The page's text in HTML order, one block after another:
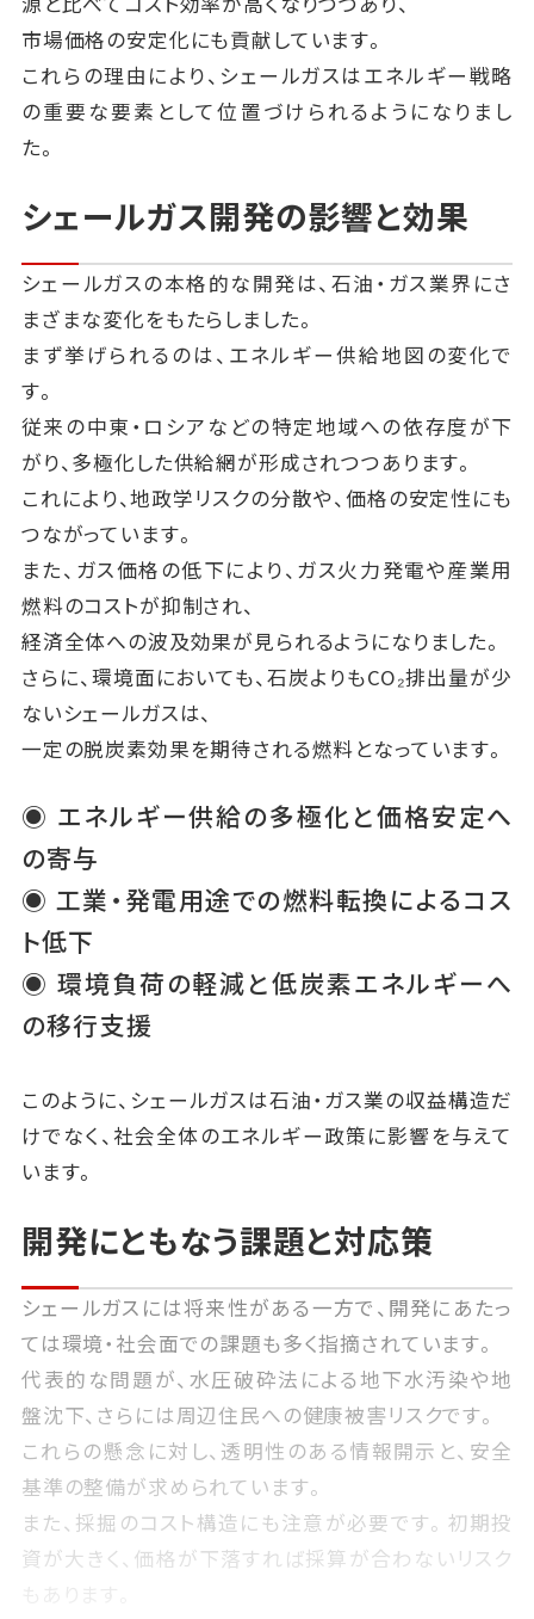
市場価格の安定化にも貢献しています。
これらの理由により、シェールガスはエネルギー戦略
の重要な要素として位置づけられるようになりまし
た。
シェールガス開発の影響と効果
シェールガスの本格的な開発は、石油・ガス業界にさ
まざまな変化をもたらしました。
まず挙げられるのは、エネルギー供給地図の変化で
す。
従来の中東・ロシアなどの特定地域への依存度が下
がり、多極化した供給網が形成されつつあります。
これにより、地政学リスクの分散や、価格の安定性にも
つながっています。
また、ガス価格の低下により、ガス火力発電や産業用
燃料のコストが抑制され、
経済全体への波及効果が見られるようになりました。
さらに、環境面においても、石炭よりもCO₂排出量が少
ないシェールガスは、
一定の脱炭素効果を期待される燃料となっています。
◉ エネルギー供給の多極化と価格安定へ
の寄与
◉ 工業・発電用途での燃料転換によるコス
ト低下
◉ 環境負荷の軽減と低炭素エネルギーへ
の移行支援
このように、シェールガスは石油・ガス業の収益構造だ
けでなく、社会全体のエネルギー政策に影響を与えて
います。
開発にともなう課題と対応策
シェールガスには将来性がある一方で、開発にあたっ
ては環境・社会面での課題も多く指摘されています。
代表的な問題が、水圧破砕法による地下水汚染や地
盤沈下、さらには周辺住民への健康被害リスクです。
これらの懸念に対し、透明性のある情報開示と、安全
基準の整備が求められています。
また、採掘のコスト構造にも注意が必要です。初期投
資が大きく、価格が下落すれば採算が合わないリスク